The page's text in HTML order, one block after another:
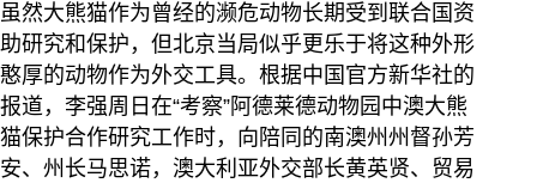
虽然大熊猫作为曾经的濒危动物长期受到联合国资
助研究和保护，但北京当局似乎更乐于将这种外形
憨厚的动物作为外交工具。根据中国官方新华社的
报道，李强周日在“考察”阿德莱德动物园中澳大熊
猫保护合作研究工作时，向陪同的南澳州州督孙芳
安、州长马思诺，澳大利亚外交部长黄英贤、贸易